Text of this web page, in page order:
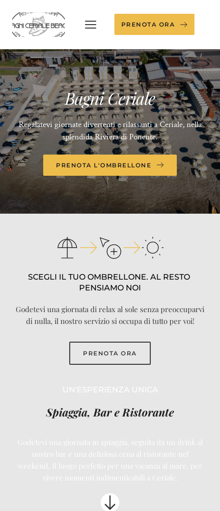
PRENOTA ORA
Bagni Ceriale
Regalatevi giornate divertenti e rilassanti a Ceriale, nella
splendida Riviera di Ponente.
PRENOTA L'OMBRELLONE
SCEGLI IL TUO OMBRELLONE. AL RESTO
PENSIAMO NOI
Godetevi una giornata di relax al sole senza preoccuparvi
di nulla, il nostro servizio si occupa di tutto per voi!
PRENOTA ORA
UN'ESPERIENZA UNICA
Spiaggia, Bar e Ristorante
Godetevi una giornata in spiaggia, seguita da un drink al
nostro bar e una deliziosa cena al ristorante nel
weekend. Il luogo perfetto per una vacanza al mare, per
vivere momenti indimenticabili a Ceriale.